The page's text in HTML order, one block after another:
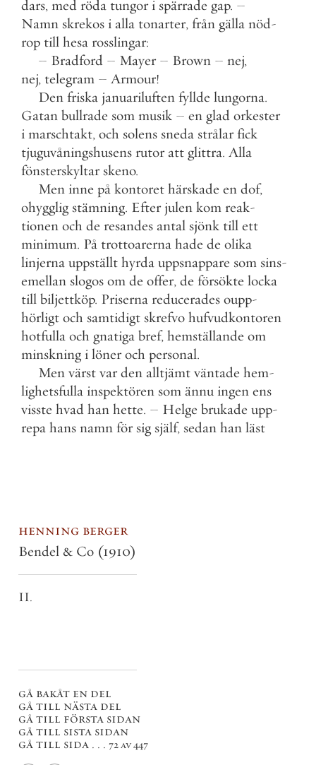
dars, med röda tungor i spärrade gap. –
Namn skrekos i alla tonarter, från gälla nöd-
rop till hesa rosslingar:
– Bradford – Mayer – Brown – nej,
nej, telegram – Armour!
Den friska januariluften fyllde lungorna.
Gatan bullrade som musik – en glad orkester
i marschtakt, och solens sneda strålar fick
tjuguvåningshusens rutor att glittra. Alla
fönsterskyltar skeno.
Men inne på kontoret härskade en dof,
ohygglig stämning. Efter julen kom reak-
tionen och de resandes antal sjönk till ett
minimum. På trottoarerna hade de olika
linjerna uppställt hyrda uppsnappare som sins-
emellan slogos om de offer, de försökte locka
till biljettköp. Priserna reducerades oupp-
hörligt och samtidigt skrefvo hufvudkontoren
hotfulla och gnatiga bref, hemställande om
minskning i löner och personal.
Men värst var den alltjämt väntade hem-
lighetsfulla inspektören som ännu ingen ens
visste hvad han hette. – Helge brukade upp-
repa hans namn för sig själf, sedan han läst
henning berger
Bendel & Co (1910)
II.
gå bakåt en del
gå till nästa del
gå till första sidan
gå till sista sidan
gå till sida . . . 72 av 447